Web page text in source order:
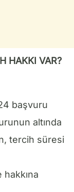
HAKKI VAR?
başvuru
altında
tercih süresi